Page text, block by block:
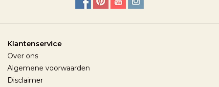
Klantenservice
Over ons
Algemene voorwaarden
Disclaimer